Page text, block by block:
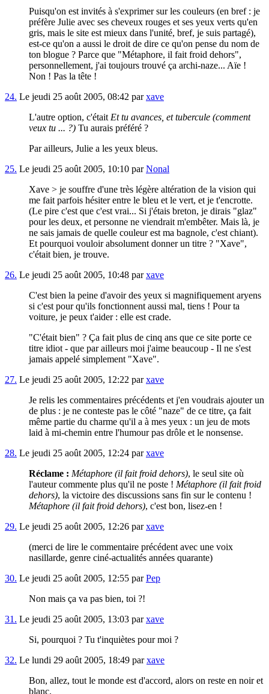
Puisqu'on est invités à s'exprimer sur les couleurs (en bref : je
préfère Julie avec ses cheveux rouges et ses yeux verts qu'en
gris, mais le site est mieux dans l'unité, bref, je suis partagé),
est-ce qu'on a aussi le droit de dire ce qu'on pense du nom de
ton blogue ? Parce que "Métaphore, il fait froid dehors",
personnellement, j'ai toujours trouvé ça archi-naze... Aïe !
Non ! Pas la tête !
24. Le jeudi 25 août 2005, 08:42 parxave
L'autre option, c'était Et tu avances, et tubercule (comment
veux tu ... ?) Tu aurais préféré ?
Par ailleurs, Julie a les yeux bleus.
25. Le jeudi 25 août 2005, 10:10 parNonal
Xave > je souffre d'une très légère altération de la vision qui
me fait parfois hésiter entre le bleu et le vert, et je t'encrotte.
(Le pire c'est que c'est vrai... Si j'étais breton, je dirais "glaz"
pour les deux, et personne ne viendrait m'embêter. Mais là, je
ne sais jamais de quelle couleur est ma bagnole, c'est chiant).
Et pourquoi vouloir absolument donner un titre ? "Xave",
c'était bien, je trouve.
26. Le jeudi 25 août 2005, 10:48 parxave
C'est bien la peine d'avoir des yeux si magnifiquement aryens
si c'est pour qu'ils fonctionnent aussi mal, tiens ! Pour ta
voiture, je peux t'aider : elle est crade.
"C'était bien" ? Ça fait plus de cinq ans que ce site porte ce
titre idiot - que par ailleurs moi j'aime beaucoup - Il ne s'est
jamais appelé simplement "Xave".
27. Le jeudi 25 août 2005, 12:22 parxave
Je relis les commentaires précédents et j'en voudrais ajouter un
de plus : je ne conteste pas le côté "naze" de ce titre, ça fait
même partie du charme qu'il a à mes yeux : un jeu de mots
laid à mi-chemin entre l'humour pas drôle et le nonsense.
28. Le jeudi 25 août 2005, 12:24 parxave
Réclame : Métaphore (il fait froid dehors), le seul site où
l'auteur commente plus qu'il ne poste ! Métaphore (il fait froid
dehors), la victoire des discussions sans fin sur le contenu !
Métaphore (il fait froid dehors), c'est bon, lisez-en !
29. Le jeudi 25 août 2005, 12:26 parxave
(merci de lire le commentaire précédent avec une voix
nasillarde, genre ciné-actualités années quarante)
30. Le jeudi 25 août 2005, 12:55 parPep
Non mais ça va pas bien, toi ?!
31. Le jeudi 25 août 2005, 13:03 parxave
Si, pourquoi ? Tu t'inquiètes pour moi ?
32. Le lundi 29 août 2005, 18:49 parxave
Bon, allez, tout le monde est d'accord, alors on reste en noir et
blanc.